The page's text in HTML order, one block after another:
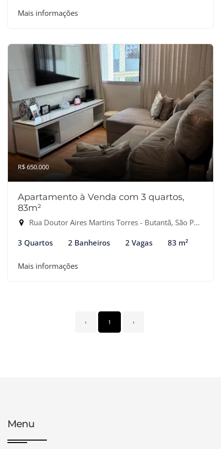
Mais informações
R$ 650.000
Apartamento à Venda com 3 quartos,
83m²
Rua Doutor Aires Martins Torres - Butantã, São Paulo-SP
3 Quartos 2 Banheiros 2 Vagas 83 m²
Mais informações
‹ 1 ›
Menu